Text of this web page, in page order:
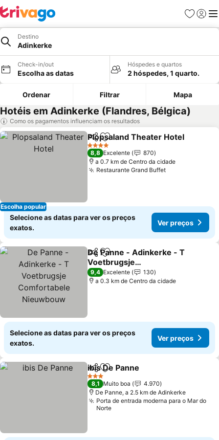
Favoritos
Iniciar
Destino
Adinkerke
Check-in/out
Escolha as datas
Hóspedes e quartos
2 hóspedes, 1 quarto.
Ordenar Filtrar Mapa
Hotéis em Adinkerke (Flandres, Bélgica)
Como os pagamentos influenciam os resultados
Escolha popular
PartilharAdicionar aos favoritos
Plopsaland Theater Hotel
4 Estrelas
8,8 Excelente
870
a 0.7 km de Centro da cidade
Restaurante Grand Buffet
Selecione as datas para ver os preços
exatos.
Ver preços
PartilharAdicionar aos favoritos
De Panne - Adinkerke - T
Voetbrugsje
Comfortabele
Nieuwbouw
9,4 Excelente
130
a 0.3 km de Centro da cidade
Selecione as datas para ver os preços
exatos.
Ver preços
PartilharAdicionar aos favoritos
ibis De Panne
3 Estrelas
8,1 Muito boa
4.970
De Panne, a 2.5 km de Adinkerke
Porta de entrada moderna para o Mar do
Norte